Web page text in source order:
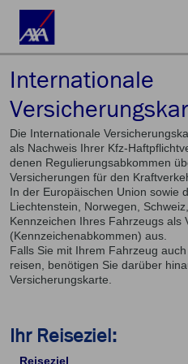
Internationale
Die Internationale
als Nachweis Ihrer Kfz-
denen Regulierungsabkommen
Versicherungen für den
In der Europäischen Union sowie
Liechtenstein, Norwegen,
Kennzeichen Ihres Fahrzeugs als
(Kennzeichenabkommen) aus.
Falls Sie mit Ihrem Fahrzeug
reisen, benötigen Sie darüber
Versicherungskarte.
Ihr Reiseziel:
Reiseziel